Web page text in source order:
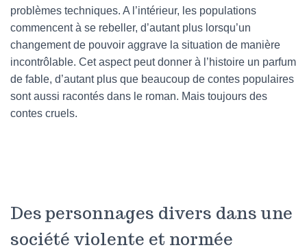
problèmes techniques. A l’intérieur, les populations
commencent à se rebeller, d’autant plus lorsqu’un
changement de pouvoir aggrave la situation de manière
incontrôlable. Cet aspect peut donner à l’histoire un parfum
de fable, d’autant plus que beaucoup de contes populaires
sont aussi racontés dans le roman. Mais toujours des
contes cruels.
Des personnages divers dans une
société violente et normée